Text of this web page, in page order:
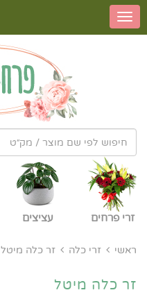
זרי פרחים עציצים
ראשי זרי כלה זר כלה מיטל
זר כלה מיטל